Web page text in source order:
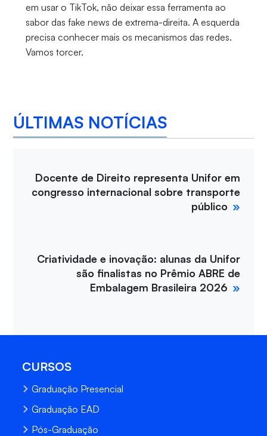
em usar o TikTok, não deixar essa ferramenta ao
sabor das fake news de extrema-direita. A esquerda
precisa conhecer mais os mecanismos das redes.
Vamos torcer.
ÚLTIMAS NOTÍCIAS
Docente de Direito representa Unifor em
congresso internacional sobre transporte
público
Criatividade e inovação: alunas da Unifor
são finalistas no Prêmio ABRE de
Embalagem Brasileira 2026
CURSOS
Graduação Presencial
Graduação EAD
Pós-Graduação